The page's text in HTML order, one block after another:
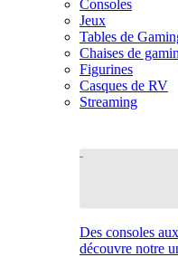
Consoles
Jeux
Tables de
Chaises de
Figurines
Casques de RV
Streaming
Des consoles
découvre notre